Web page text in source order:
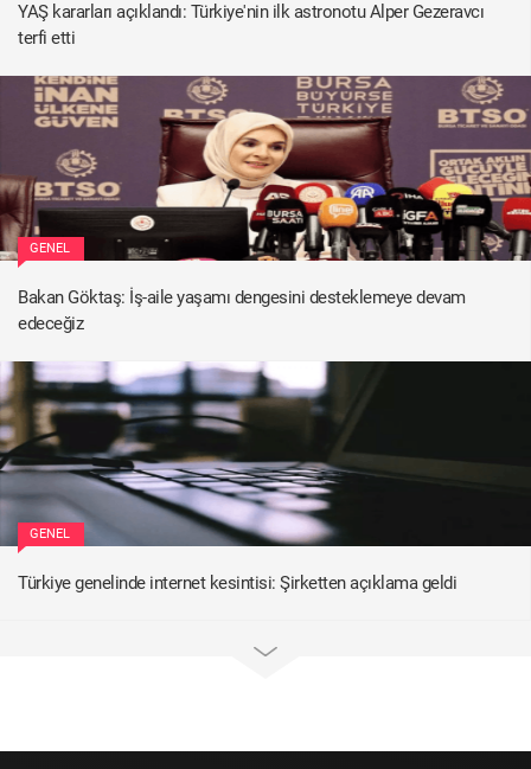
YAŞ kararları açıklandı: Türkiye'nin ilk astronotu Alper Gezeravcı
terfi etti
GENEL
Bakan Göktaş: İş-aile yaşamı dengesini desteklemeye devam
edeceğiz
GENEL
Türkiye genelinde internet kesintisi: Şirketten açıklama geldi